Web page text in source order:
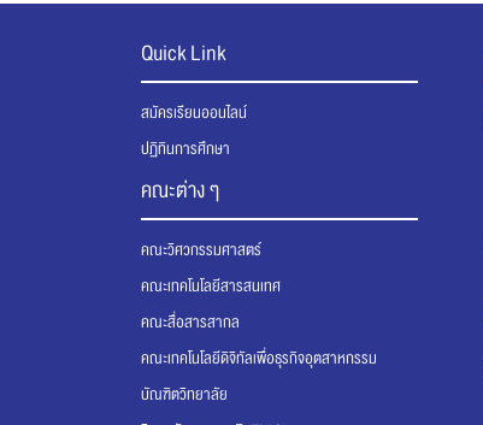
Quick Link
สมัครเรียนออนไลน์
ปฏิทินการศึกษา
คณะต่าง ๆ
คณะวิศวกรรมศาสตร์
คณะเทคโนโลยีสารสนเทศ
คณะสื่อสารสากล
คณะเทคโนโลยีดิจิทัลเพื่อธุรกิจอุตสาหกรรม
บัณฑิตวิทยาลัย